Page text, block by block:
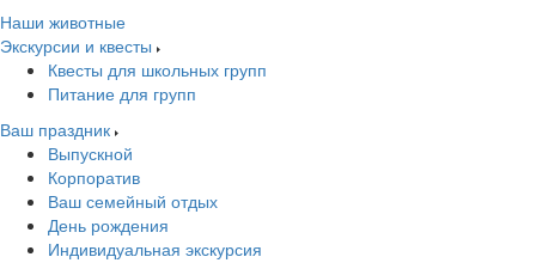
Наши животные
Экскурсии и квесты
Квесты для школьных групп
Питание для групп
Ваш праздник
Выпускной
Корпоратив
Ваш семейный отдых
День рождения
Индивидуальная экскурсия